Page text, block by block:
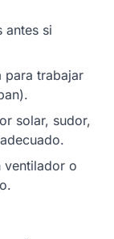
antes si
para trabajar
solar, sudor,
ventilador o